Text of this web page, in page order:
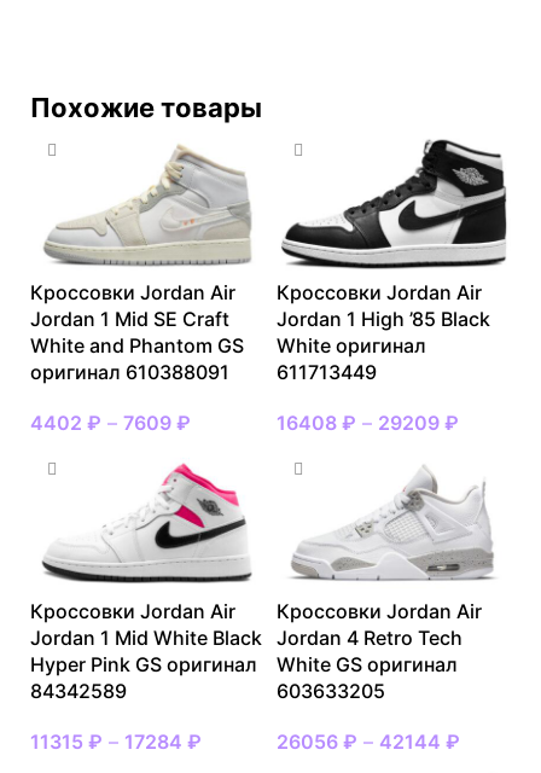
Похожие товары
Кроссовки Jordan Air
Jordan 1 Mid SE Craft
White and Phantom GS
оригинал 610388091
4402 ₽ – 7609 ₽
Кроссовки Jordan Air
Jordan 1 High ’85 Black
White оригинал
611713449
16408 ₽ – 29209 ₽
Кроссовки Jordan Air
Jordan 1 Mid White Black
Hyper Pink GS оригинал
84342589
11315 ₽ – 17284 ₽
Кроссовки Jordan Air
Jordan 4 Retro Tech
White GS оригинал
603633205
26056 ₽ – 42144 ₽